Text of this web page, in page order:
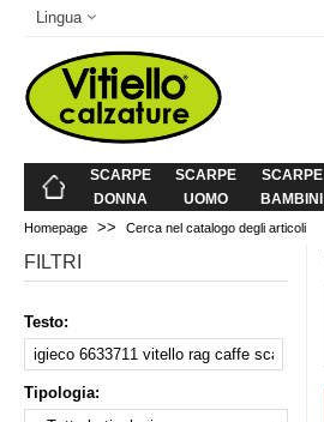
Lingua
SCARPE
DONNA
SCARPE
UOMO
SCARPE
BAMBINI
Homepage >> Cerca nel catalogo degli articoli
FILTRI
Testo:
Tipologia: